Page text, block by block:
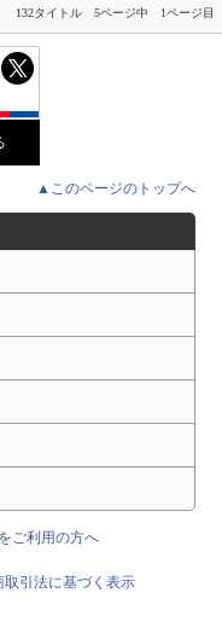
132タイトル 5ページ中 1ページ目
▲このページのトップへ
ご利用の方へ
取引法に基づく表示